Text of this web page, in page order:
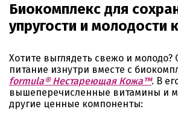
Биокомплекс для
упругости и молодости
Хотите выглядеть свежо и молодо?
питание изнутри вместе с
formula® Нестареющая Кожа™. В
вышеперечисленные витамины и
другие ценные компоненты: